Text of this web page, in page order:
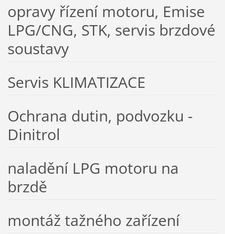
opravy řízení motoru, Emise
LPG/CNG, STK, servis brzdové
soustavy
Servis KLIMATIZACE
Ochrana dutin, podvozku -
Dinitrol
naladění LPG motoru na
brzdě
montáž tažného zařízení